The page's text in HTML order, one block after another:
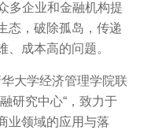
企业和金融机构提
态，破除孤岛，传递
成本高的问题。
大学经济管理学院联
研究中心“，致力于
业领域的应用与落